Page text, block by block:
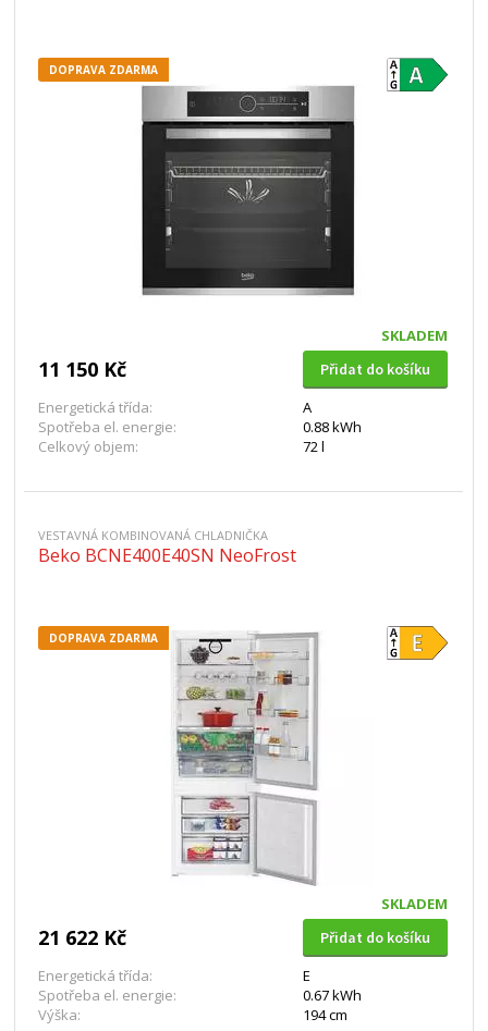
DOPRAVA ZDARMA
SKLADEM
11 150 Kč
Přidat do košíku
Energetická třída:
A
Spotřeba el. energie:
0.88 kWh
Celkový objem:
72 l
VESTAVNÁ KOMBINOVANÁ CHLADNIČKA
Beko BCNE400E40SN NeoFrost
DOPRAVA ZDARMA
SKLADEM
21 622 Kč
Přidat do košíku
Energetická třída:
E
Spotřeba el. energie:
0.67 kWh
Výška:
194 cm